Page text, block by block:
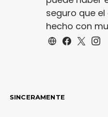
seguro que
hecho con
SINCERAMENTE